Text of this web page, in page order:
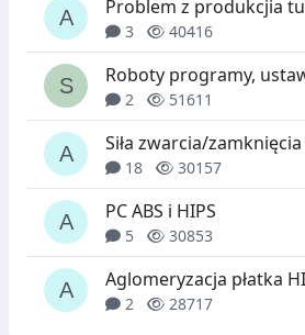
Problem z produkcjia
3 40416
Roboty programy,
2 51611
Siła zwarcia/
18 30157
PC ABS i HIPS
5 30853
Aglomeryzacja płatka
2 28717